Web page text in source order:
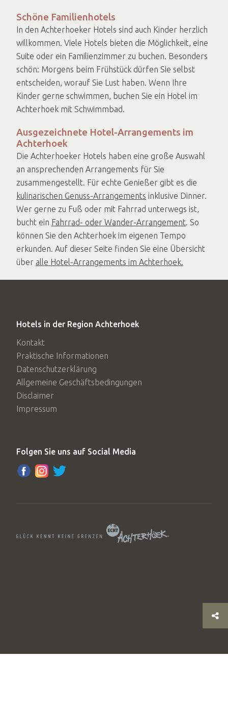
Schöne Familienhotels
In den Achterhoeker Hotels sind auch Kinder herzlich
willkommen. Viele Hotels bieten die Möglichkeit, eine
Suite oder ein Familienzimmer zu buchen. Besonders
schön: Morgens beim Frühstück dürfen Sie selbst
entscheiden, worauf Sie Lust haben. Wenn Ihre
Kinder gerne schwimmen, buchen Sie ein Hotel im
Achterhoek mit Schwimmbad.
Ausgezeichnete Hotel-Arrangements im
Achterhoek
Die Achterhoeker Hotels haben eine große Auswahl
an ansprechenden Arrangements für Sie
zusammengestellt. Für echte Genießer gibt es die
kulinarischen Genuss-Arrangements inklusive Dinner.
Wer gerne zu Fuß oder mit Fahrrad unterwegs ist,
bucht ein Fahrrad- oder Wander-Arrangement. So
können Sie den Achterhoek im eigenen Tempo
erkunden. Auf dieser Seite finden Sie eine Übersicht
über alle Hotel-Arrangements im Achterhoek.
Hotels in der Region Achterhoek
Kontakt
Praktische Informationen
Datenschutzerklärung
Allgemeine Geschäftsbedingungen
Disclaimer
Impressum
Folgen Sie uns auf Social Media